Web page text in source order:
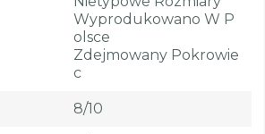
Wyprodukowano W P
Olsce
Zdejmowany Pokrowie
C
8/10